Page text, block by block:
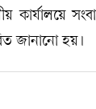
জানানো হয়।